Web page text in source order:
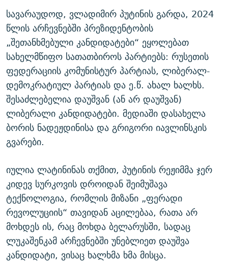
სავარაუდოდ, ვლადიმირ პუტინის გარდა, 2024
წლის არჩევნებში პრეზიდენტობის
„შეთანხმებული კანდიდატები“ ეყოლებათ
სახელმწიფო სათათბიროს პარტიებს: რუსეთის
ფედერაციის კომუნისტურ პარტიას, ლიბერალ-
დემოკრატიულ პარტიას და ე.წ. ახალ ხალხს.
შესაძლებელია დაუშვან (ან არ დაუშვან)
ლიბერალი კანდიდატები. მედიაში დასახელა
ბორის ნადეჟდინისა და გრიგორი იავლინსკის
გვარები.
იულია ლატინინას თქმით, პუტინის რეჟიმმა ჯერ
კიდევ სურკოვის დროიდან შეიმუშავა
ტექნოლოგია, რომლის მიზანი „ფერადი
რევოლუციის“ თავიდან აცილებაა, რათა არ
მოხდეს ის, რაც მოხდა ბელარუსში, სადაც
ლუკაშენკამ არჩევნებში უნებლიეთ დაუშვა
კანდიდატი, ვისაც ხალხმა ხმა მისცა.